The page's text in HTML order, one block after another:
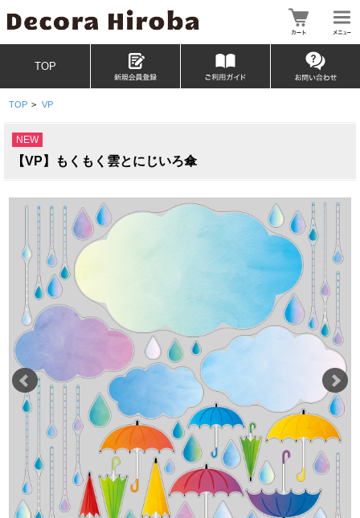
TOP
TOP > VP
NEW
【VP】もくもく雲とにじいろ傘